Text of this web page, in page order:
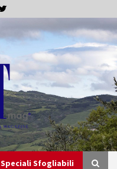
Speciali Sfogliabili